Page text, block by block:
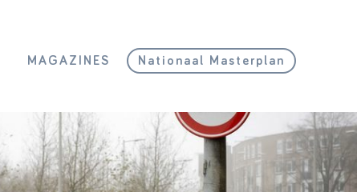
MAGAZINES Nationaal Masterplan